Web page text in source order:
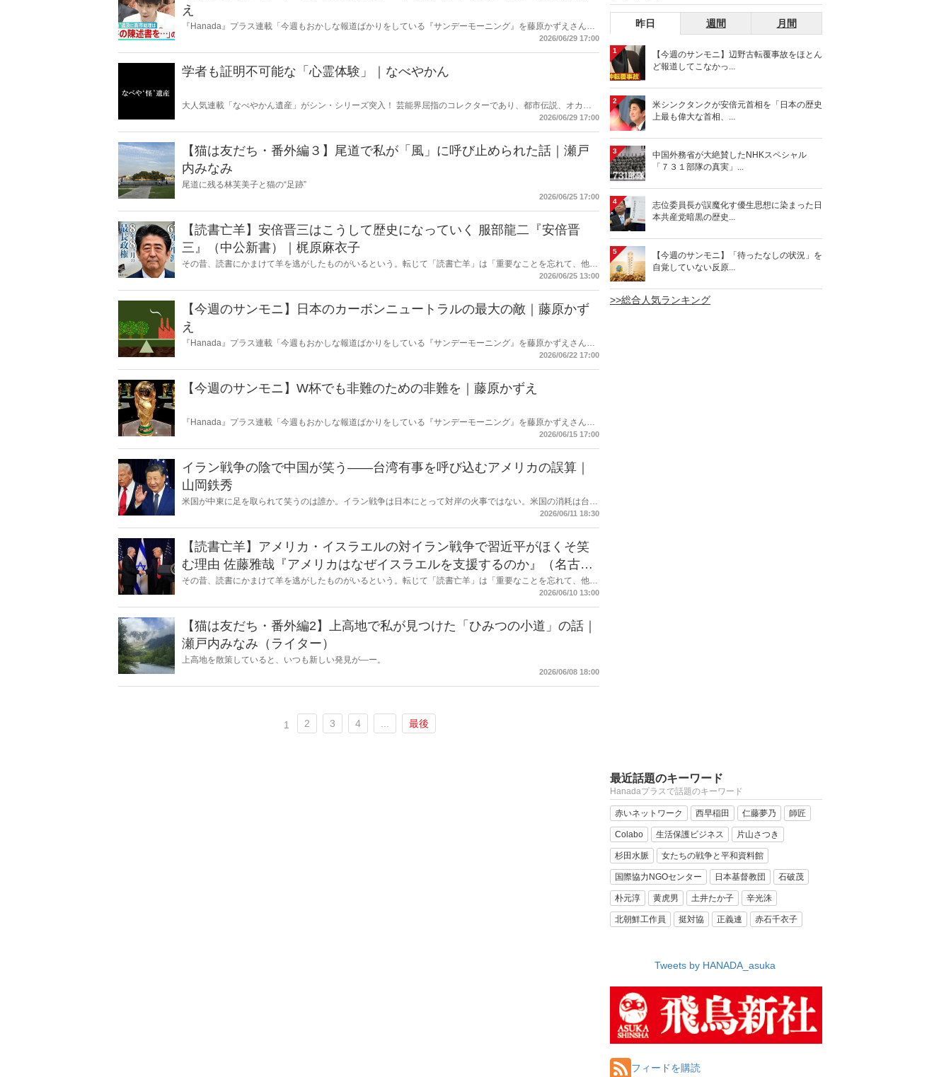
え
『Hanada』プラス連載「今週もおかしな報道ばかりをしている『サンデーモーニング』を藤原かずえさんが
2026/06/29 17:00
学者も証明不可能な「心霊体験」｜なべやかん
大人気連載「なべやかん遺産」がシン・シリーズ突入！ 芸能界屈指のコレクターであり、都市伝説、オカル
ト、スピリチュアルな話題が大好きな芸人・なべやかんが蒐集した選りすぐりの「怪」な話を紹介！信じるか
2026/06/29 17:00
【猫は友だち・番外編３】尾道で私が「風」に呼び止められた話｜瀬戸
内みなみ
尾道に残る林芙美子と猫の“足跡”
2026/06/25 17:00
【読書亡羊】安倍晋三はこうして歴史になっていく 服部龍二『安倍晋
三』（中公新書）｜梶原麻衣子
その昔、読書にかまけて羊を逃がしたものがいるという。転じて「読書亡羊」は「重要なことを忘れて、他の
ことに夢中になること」を指す四字熟語になった。だが時に仕事を放り出してでも、読むべき本がある。元月
2026/06/25 13:00
【今週のサンモニ】日本のカーボンニュートラルの最大の敵｜藤原かず
え
『Hanada』プラス連載「今週もおかしな報道ばかりをしている『サンデーモーニング』を藤原かずえさんが
2026/06/22 17:00
【今週のサンモニ】W杯でも非難のための非難を｜藤原かずえ
『Hanada』プラス連載「今週もおかしな報道ばかりをしている『サンデーモーニング』を藤原かずえさんが
2026/06/15 17:00
イラン戦争の陰で中国が笑う――台湾有事を呼び込むアメリカの誤算｜
山岡鉄秀
米国が中東に足を取られて笑うのは誰か。イラン戦争は日本にとって対岸の火事ではない。米国の消耗は台湾
2026/06/11 18:30
【読書亡羊】アメリカ・イスラエルの対イラン戦争で習近平がほくそ笑
む理由 佐藤雅哉『アメリカはなぜイスラエルを支援するのか』（名古屋
大学出版会）｜梶原麻衣子
その昔、読書にかまけて羊を逃がしたものがいるという。転じて「読書亡羊」は「重要なことを忘れて、他の
ことに夢中になること」を指す四字熟語になった。だが時に仕事を放り出してでも、読むべき本がある。元月
2026/06/10 13:00
【猫は友だち・番外編2】上高地で私が見つけた「ひみつの小道」の話｜
瀬戸内みなみ（ライター）
上高地を散策していると、いつも新しい発見が―ー。
2026/06/08 18:00
1 2 3 4 最後
昨日 週間 月間
1
【今週のサンモニ】辺野古転覆事故をほとん
ど報道してこなかっ...
2
米シンクタンクが安倍元首相を「日本の歴史
上最も偉大な首相、...
3
中国外務省が大絶賛したNHKスペシャル
「７３１部隊の真実」...
4
志位委員長が誤魔化す優生思想に染まった日
本共産党暗黒の歴史...
5
【今週のサンモニ】「待ったなしの状況」を
自覚していない反原...
>>総合人気ランキング
最近話題のキーワード
Hanadaプラスで話題のキーワード
赤いネットワーク 西早稲田 仁藤夢乃 師匠
Colabo 生活保護ビジネス 片山さつき
杉田水脈 女たちの戦争と平和資料館
国際協力NGOセンター 日本基督教団 石破茂
朴元淳 黄虎男 土井たか子 辛光洙
北朝鮮工作員 挺対協 正義連 赤石千衣子
Tweets by HANADA_asuka
フィードを購読